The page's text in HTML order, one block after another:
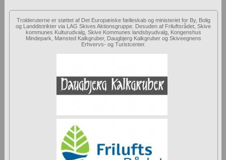
Trolderuterne er støttet af Det Europæiske fælleskab og ministeriet for By, Bolig
og Landdistrikter via LAG Skives Aktionsgruppe. Desuden af Friluftsrådet, Skive
kommunes Kulturudvalg, Skive Kommunes landsbyudvalg, Kongenshus
Mindepark, Mønsted Kalkgruber, Daugbjerg Kalkgruber og Skiveegnens
Erhvervs- og Turistcenter.